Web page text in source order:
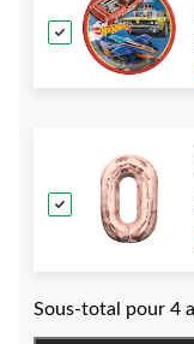
Sous-total pour 4